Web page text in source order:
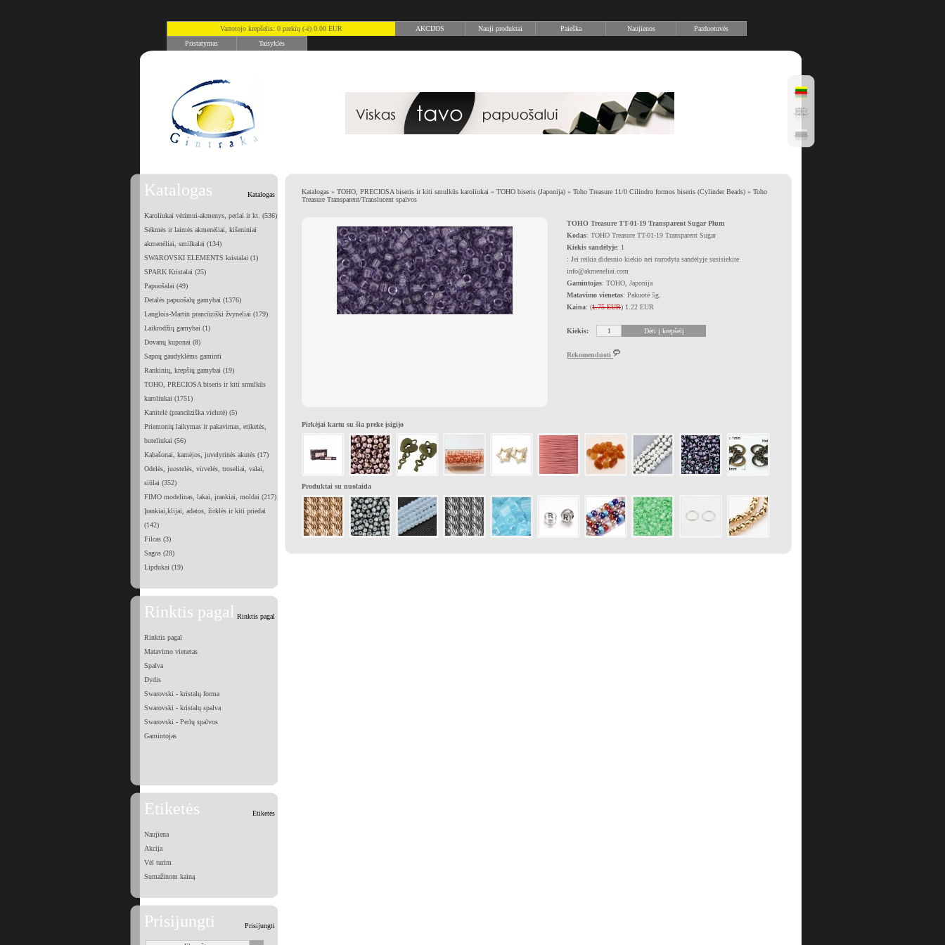
Vartotojo krepšelis: 0 prekių (-ė) 0.00 EUR AKCIJOS Nauji produktai Paieška Naujienos
Parduotuvės
Pristatymas
Taisyklės
Katalogas Katalogas
Karoliukai vėrimui-akmenys, perlai ir kt. (536)
Sėkmės ir laimės akmenėliai, kišeniniai
akmenėliai, smilkalai (134)
SWAROVSKI ELEMENTS kristalai (1)
SPARK Kristalai (25)
Papuošalai (49)
Detalės papuošalų gamybai (1376)
Langlois-Martin prancūziški žvyneliai (179)
Laikrodžių gamybai (1)
Dovanų kuponai (8)
Sapnų gaudyklėms gaminti
Rankinių, krepšių gamybai (19)
TOHO, PRECIOSA biseris ir kiti smulkūs
karoliukai (1751)
Kanitelė (prancūziška vielutė) (5)
Priemonių laikymas ir pakavimas, etiketės,
buteliukai (56)
Kabašonai, kamėjos, juvelyrinės akutės (17)
Odelės, juostelės, virvelės, troseliai, valai,
siūlai (352)
FIMO modelinas, lakai, įrankiai, moldai (217)
Įrankiai,klijai, adatos, žirklės ir kiti priedai
(142)
Filcas (3)
Sagos (28)
Lipdukai (19)
Rinktis pagal Rinktis pagal
Rinktis pagal
Matavimo vienetas
Spalva
Dydis
Swarovski - kristalų forma
Swarovski - kristalų spalva
Swarovski - Perlų spalvos
Gamintojas
Etiketės Etiketės
Naujiena
Akcija
Vėl turim
Sumažinom kainą
Prisijungti Prisijungti
Katalogas » TOHO, PRECIOSA biseris ir kiti smulkūs karoliukai » TOHO biseris (Japonija) » Toho Treasure 11/0 Cilindro formos biseris (Cylinder Beads) » Toho
Treasure Transparent/Translucent spalvos
TOHO Treasure TT-01-19 Transparent Sugar Plum
Kodas: TOHO Treasure TT-01-19 Transparent Sugar
Kiekis sandėlyje: 1
: Jei reikia didesnio kiekio nei nurodyta sandėlyje susisiekite
info@akmeneliai.com
Gamintojas: TOHO, Japonija
Matavimo vienetas: Pakuotė 5g.
Kaina: (1.75 EUR) 1.22 EUR
Kiekis:
Rekomenduoti
Pirkėjai kartu su šia preke įsigijo
Produktai su nuolaida